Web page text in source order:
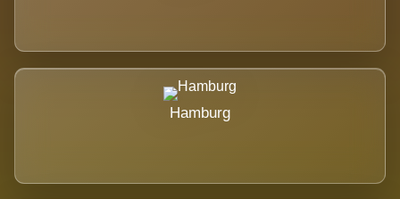
Hamburg